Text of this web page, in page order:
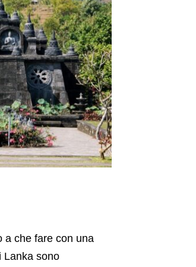
a che fare con una
Lanka sono